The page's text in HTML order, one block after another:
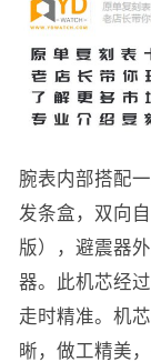
腕表内部搭配
发条盒，双向
版），避震器
器。此机芯经
走时精准。机
晰，做工精美